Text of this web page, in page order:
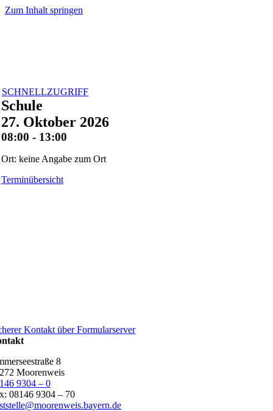
Zum Inhalt springen
SCHNELLZUGRIFF
Schule
27. Oktober 2026
08:00 - 13:00
Ort: keine Angabe zum Ort
Terminübersicht
Kontakt über Formularserver
8
Moorenweis
9304 – 0
08146 9304 – 70